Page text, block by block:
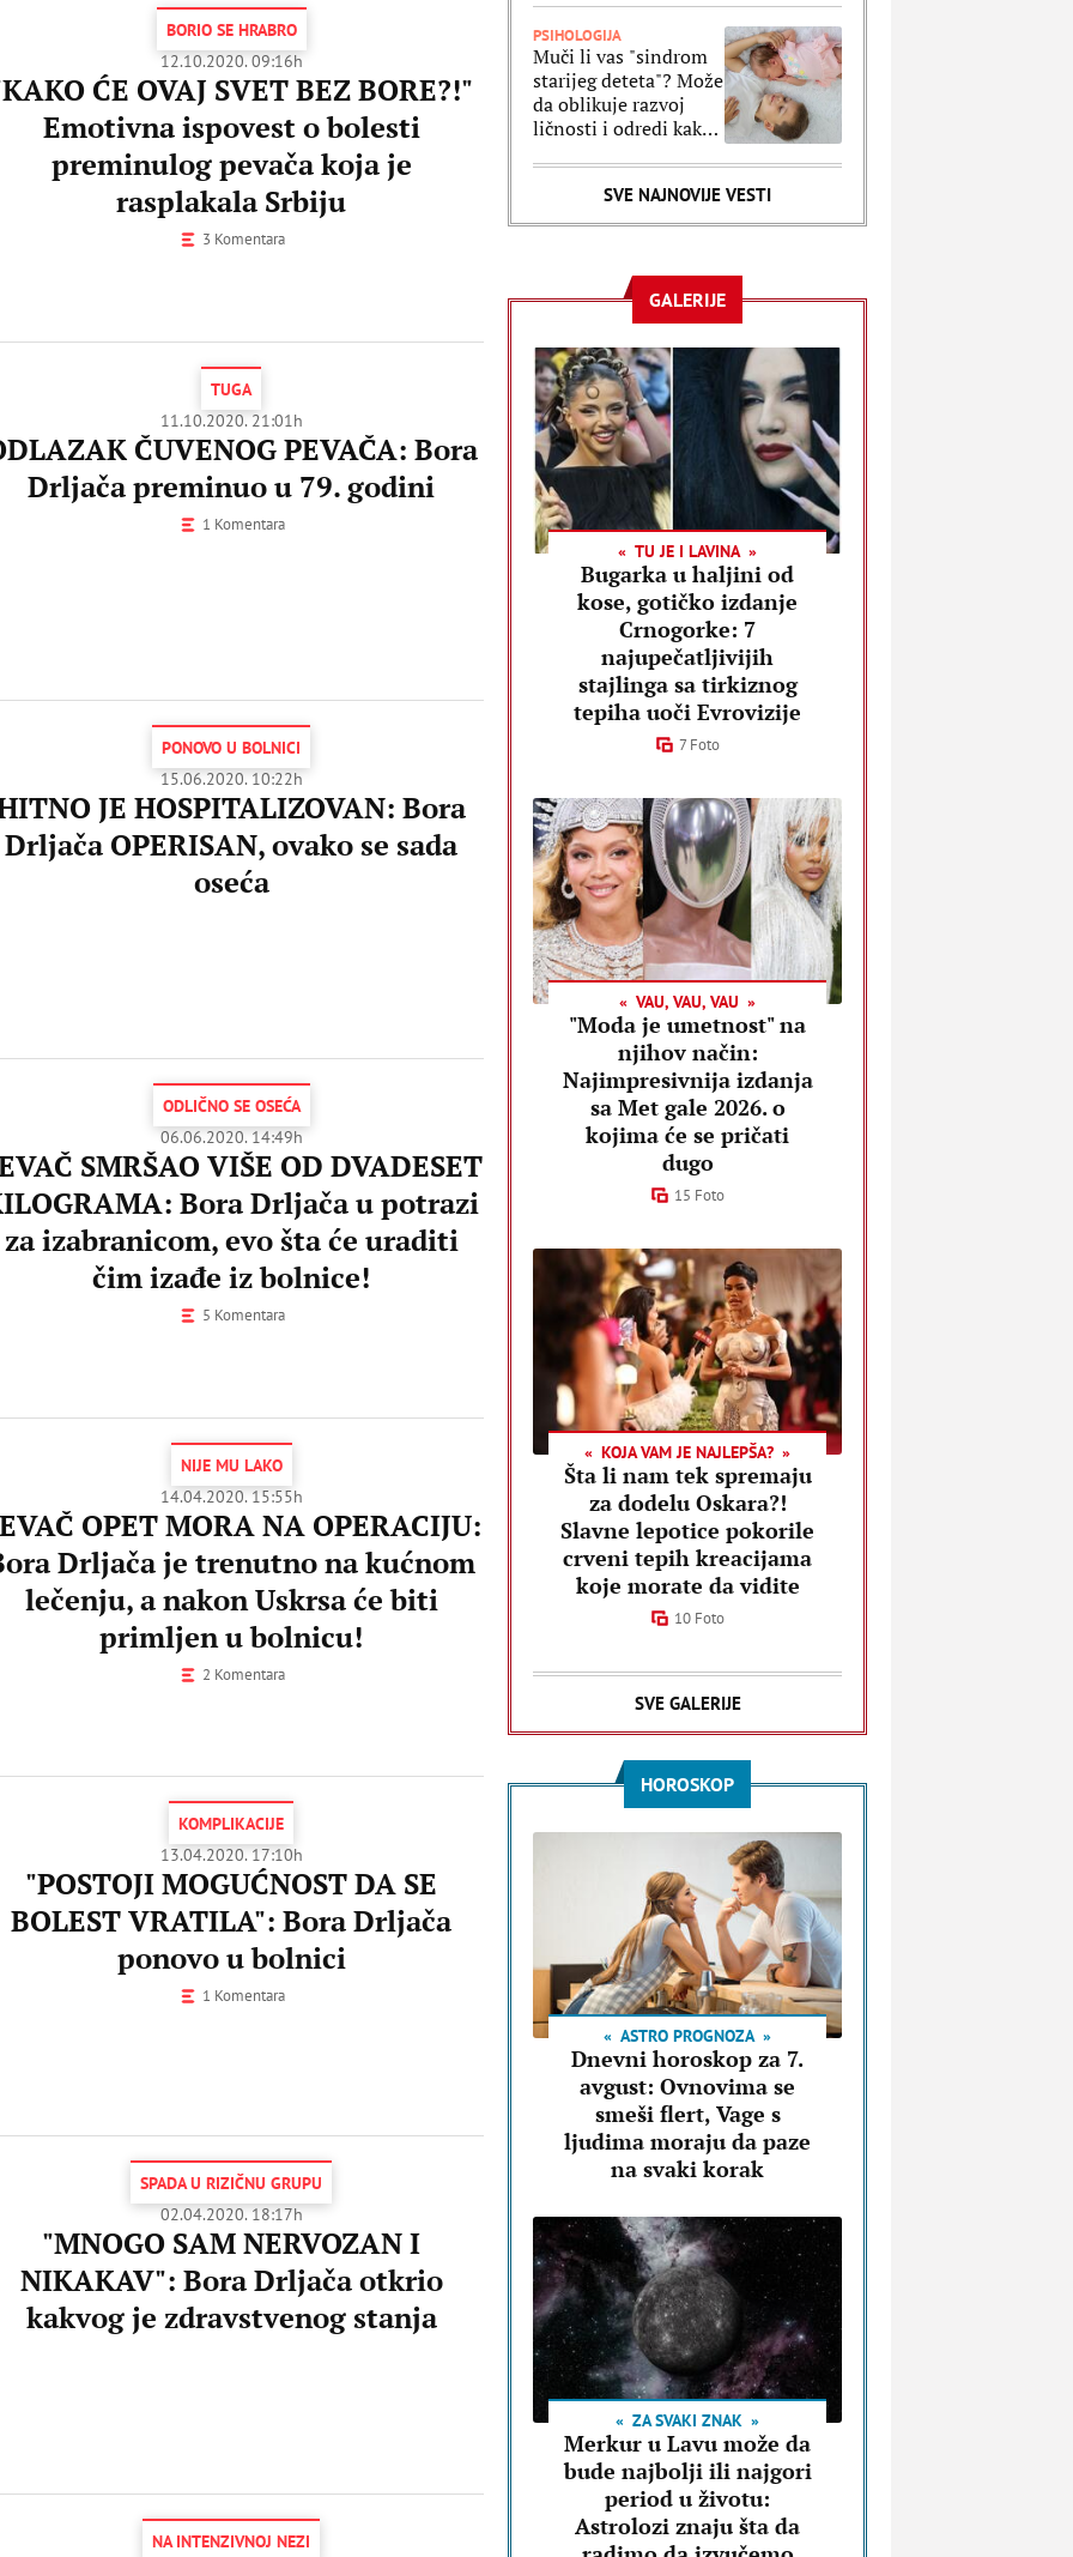
BORIO SE HRABRO
12.10.2020. 09:16h
ĆE OVAJ SVET BEZ BORE?!"
Emotivna ispovest o bolesti
preminulog pevača koja je
rasplakala Srbiju
3 Komentara
TUGA
11.10.2020. 21:01h
ČUVENOG PEVAČA: Bora
Drljača preminuo u 79. godini
1 Komentara
PONOVO U BOLNICI
15.06.2020. 10:22h
JE HOSPITALIZOVAN: Bora
Drljača OPERISAN, ovako se sada
oseća
ODLIČNO SE OSEĆA
06.06.2020. 14:49h
SMRŠAO VIŠE OD DVADESET
Bora Drljača u potrazi
za izabranicom, evo šta će uraditi
čim izađe iz bolnice!
5 Komentara
NIJE MU LAKO
14.04.2020. 15:55h
OPET MORA NA OPERACIJU:
Drljača je trenutno na kućnom
lečenju, a nakon Uskrsa će biti
primljen u bolnicu!
2 Komentara
KOMPLIKACIJE
13.04.2020. 17:10h
"POSTOJI MOGUĆNOST DA SE
BOLEST VRATILA": Bora Drljača
ponovo u bolnici
1 Komentara
SPADA U RIZIČNU GRUPU
02.04.2020. 18:17h
"MNOGO SAM NERVOZAN I
NIKAKAV": Bora Drljača otkrio
kakvog je zdravstvenog stanja
NA INTENZIVNOJ NEZI
PSIHOLOGIJA
Muči li vas "sindrom
starijeg deteta"? Može
da oblikuje razvoj
ličnosti i odredi kako
odrasli
SVE NAJNOVIJE VESTI
GALERIJE
TU JE I LAVINA
Bugarka u haljini od
kose, gotičko izdanje
Crnogorke: 7
najupečatljivijih
stajlinga sa tirkiznog
tepiha uoči Evrovizije
7 Foto
VAU, VAU, VAU
"Moda je umetnost" na
njihov način:
Najimpresivnija izdanja
sa Met gale 2026. o
kojima će se pričati
dugo
15 Foto
KOJA VAM JE NAJLEPŠA?
Šta li nam tek spremaju
za dodelu Oskara?!
Slavne lepotice pokorile
crveni tepih kreacijama
koje morate da vidite
10 Foto
SVE GALERIJE
HOROSKOP
ASTRO PROGNOZA
Dnevni horoskop za 7.
avgust: Ovnovima se
smeši flert, Vage s
ljudima moraju da paze
na svaki korak
ZA SVAKI ZNAK
Merkur u Lavu može da
bude najbolji ili najgori
period u životu:
Astrolozi znaju šta da